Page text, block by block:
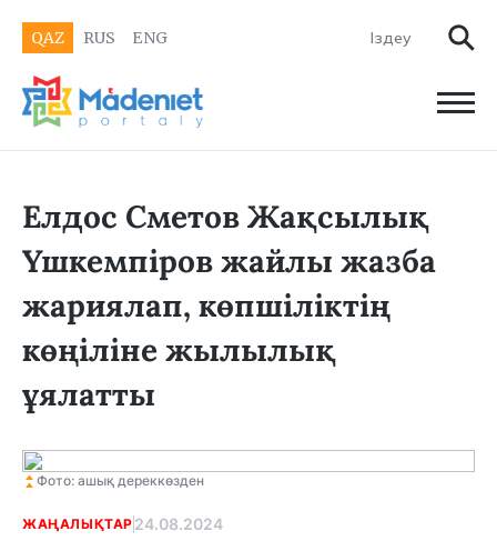
QAZ RUS ENG
Елдос Сметов Жақсылық
Үшкемпіров жайлы жазба
жариялап, көпшіліктің
көңіліне жылылық
ұялатты
Фото: ашық дереккөзден
ЖАҢАЛЫҚТАР 24.08.2024